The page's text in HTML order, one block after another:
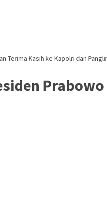
Terima Kasih ke Kapolri dan